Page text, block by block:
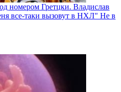
номером Гретцки. Владислав
все-таки вызовут в НХЛ" Не в